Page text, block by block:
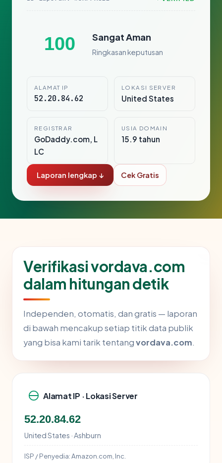
100 Sangat Aman
Ringkasan keputusan
ALAMAT IP
52.20.84.62
LOKASI SERVER
United States
REGISTRAR
GoDaddy.com, L
LC
USIA DOMAIN
15.9 tahun
Laporan lengkap ↓ Cek Gratis
Verifikasi vordava.com
dalam hitungan detik
Independen, otomatis, dan gratis — laporan
di bawah mencakup setiap titik data publik
yang bisa kami tarik tentangvordava.com.
Alamat IP · Lokasi Server
52.20.84.62
United States · Ashburn
ISP / Penyedia:Amazon.com, Inc.